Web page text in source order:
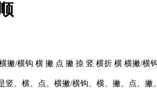
撇/横钩 横 撇 点 撇 捺 竖 横折 横 横撇/横
竖、横、点、横撇/横钩、横、撇、点、